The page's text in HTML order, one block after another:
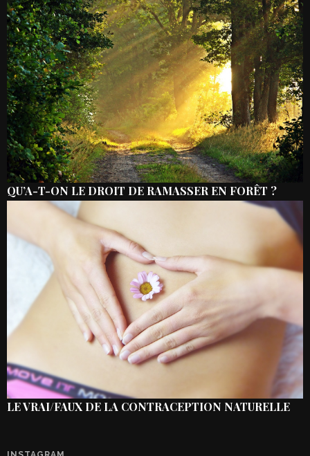
QU’A-T-ON LE DROIT DE RAMASSER EN FORÊT ?
LE VRAI/FAUX DE LA CONTRACEPTION NATURELLE